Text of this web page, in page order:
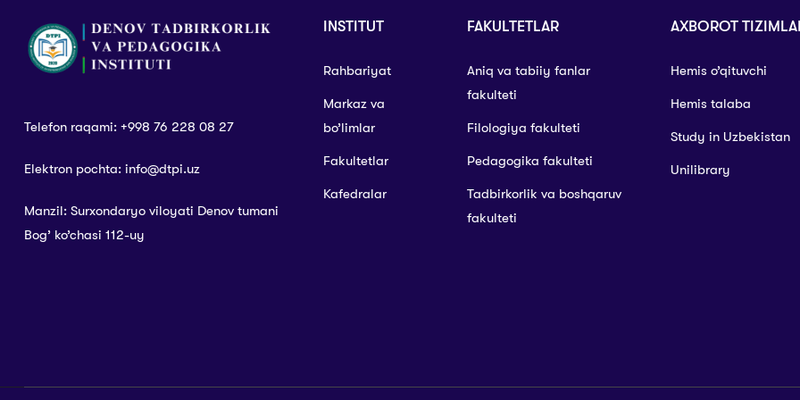
Telefon raqami: +998 76 228 08 27
Elektron pochta: info@dtpi.uz
Manzil: Surxondaryo viloyati Denov tumani
Bog’ ko’chasi 112-uy
INSTITUT
Rahbariyat
Markaz va
bo’limlar
Fakultetlar
Kafedralar
FAKULTETLAR
Aniq va tabiiy fanlar
fakulteti
Filologiya fakulteti
Pedagogika fakulteti
Tadbirkorlik va boshqaruv
fakulteti
AXBOROT
Hemis o’qituvchi
Hemis talaba
Study in Uzbekistan
Unilibrary